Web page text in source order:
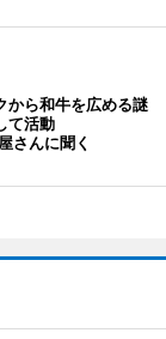
から和牛を広める謎
て活動
さんに聞く